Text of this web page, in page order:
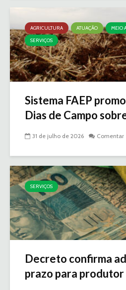
AGRICULTURA ATUAÇÃO
MEIO
SERVIÇOS
Sistema FAEP
Dias de Campo
31 de julho de 2026 Comentar
SERVIÇOS
Decreto confirma
prazo para produtor